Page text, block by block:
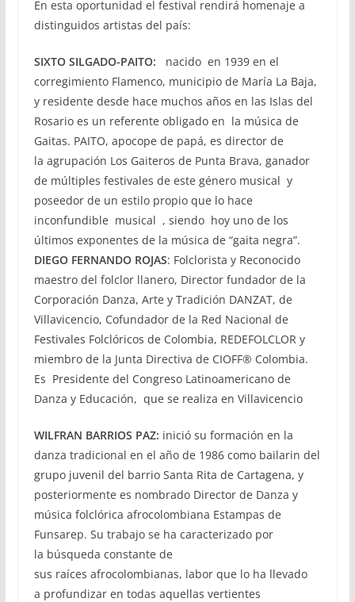
En esta oportunidad el festival rendirá homenaje a
distinguidos artistas del país:
SIXTO SILGADO-PAITO: nacido en 1939 en el
corregimiento Flamenco, municipio de María La Baja,
y residente desde hace muchos años en las Islas del
Rosario es un referente obligado en la música de
Gaitas. PAITO, apocope de papá, es director de
la agrupación Los Gaiteros de Punta Brava, ganador
de múltiples festivales de este género musical y
poseedor de un estilo propio que lo hace
inconfundible musical , siendo hoy uno de los
últimos exponentes de la música de “gaita negra”.
DIEGO FERNANDO ROJAS: Folclorista y Reconocido
maestro del folclor llanero, Director fundador de la
Corporación Danza, Arte y Tradición DANZAT, de
Villavicencio, Cofundador de la Red Nacional de
Festivales Folclóricos de Colombia, REDEFOLCLOR y
miembro de la Junta Directiva de CIOFF® Colombia.
Es Presidente del Congreso Latinoamericano de
Danza y Educación, que se realiza en Villavicencio
WILFRAN BARRIOS PAZ: inició su formación en la
danza tradicional en el año de 1986 como bailarin del
grupo juvenil del barrio Santa Rita de Cartagena, y
posteriormente es nombrado Director de Danza y
música folclórica afrocolombiana Estampas de
Funsarep. Su trabajo se ha caracterizado por
la búsqueda constante de
sus raíces afrocolombianas, labor que lo ha llevado
a profundizar en todas aquellas vertientes